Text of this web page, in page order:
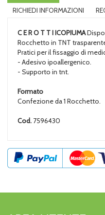
RICHIEDI INFORMAZIONI
C E R O T T I ICOPIUMA
Rocchetto in TNT
Pratici per il fissaggio di
- Adesivo ipoallergenico.
- Supporto in tnt.
Formato
Confezione da 1 Rocchetto.
Cod. 7596430